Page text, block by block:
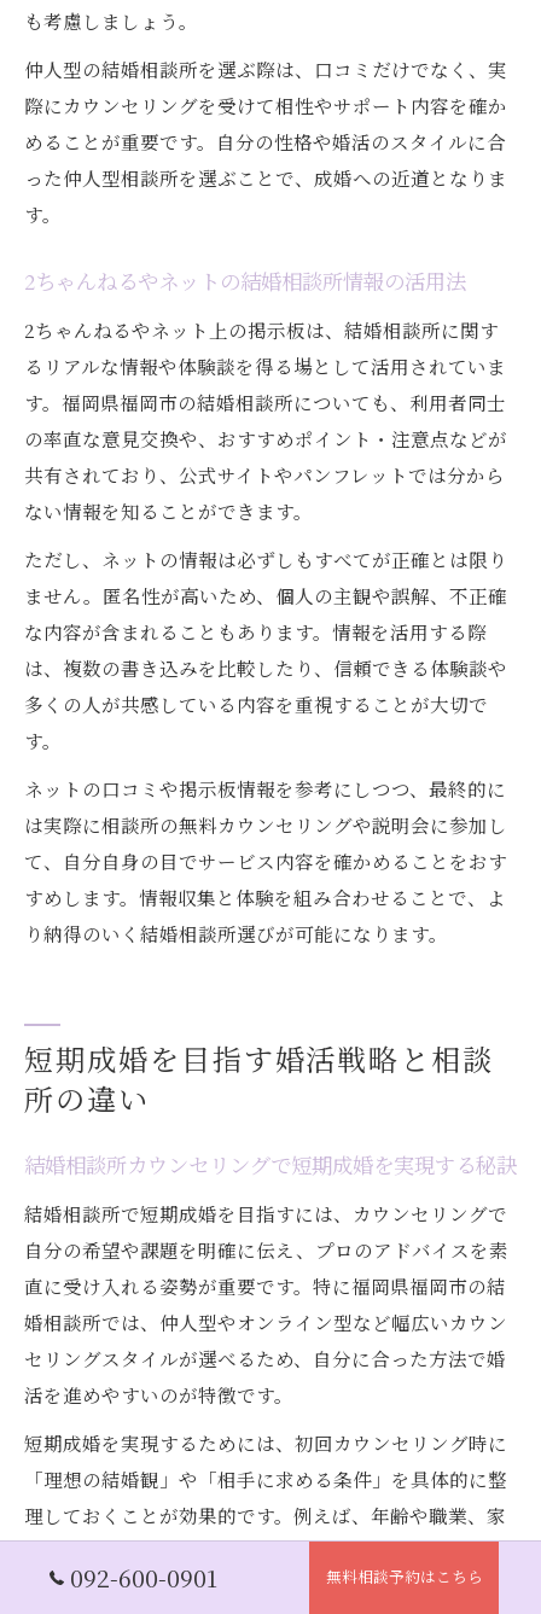
も考慮しましょう。
仲人型の結婚相談所を選ぶ際は、口コミだけでなく、実
際にカウンセリングを受けて相性やサポート内容を確か
めることが重要です。自分の性格や婚活のスタイルに合
った仲人型相談所を選ぶことで、成婚への近道となりま
す。
2ちゃんねるやネットの結婚相談所情報の活用法
2ちゃんねるやネット上の掲示板は、結婚相談所に関す
るリアルな情報や体験談を得る場として活用されていま
す。福岡県福岡市の結婚相談所についても、利用者同士
の率直な意見交換や、おすすめポイント・注意点などが
共有されており、公式サイトやパンフレットでは分から
ない情報を知ることができます。
ただし、ネットの情報は必ずしもすべてが正確とは限り
ません。匿名性が高いため、個人の主観や誤解、不正確
な内容が含まれることもあります。情報を活用する際
は、複数の書き込みを比較したり、信頼できる体験談や
多くの人が共感している内容を重視することが大切で
す。
ネットの口コミや掲示板情報を参考にしつつ、最終的に
は実際に相談所の無料カウンセリングや説明会に参加し
て、自分自身の目でサービス内容を確かめることをおす
すめします。情報収集と体験を組み合わせることで、よ
り納得のいく結婚相談所選びが可能になります。
短期成婚を目指す婚活戦略と相談
所の違い
結婚相談所カウンセリングで短期成婚を実現する秘訣
結婚相談所で短期成婚を目指すには、カウンセリングで
自分の希望や課題を明確に伝え、プロのアドバイスを素
直に受け入れる姿勢が重要です。特に福岡県福岡市の結
婚相談所では、仲人型やオンライン型など幅広いカウン
セリングスタイルが選べるため、自分に合った方法で婚
活を進めやすいのが特徴です。
短期成婚を実現するためには、初回カウンセリング時に
「理想の結婚観」や「相手に求める条件」を具体的に整
理しておくことが効果的です。例えば、年齢や職業、家
ーも最適なプランを提案しやすくなります。
092-600-0901 無料相談予約はこちら